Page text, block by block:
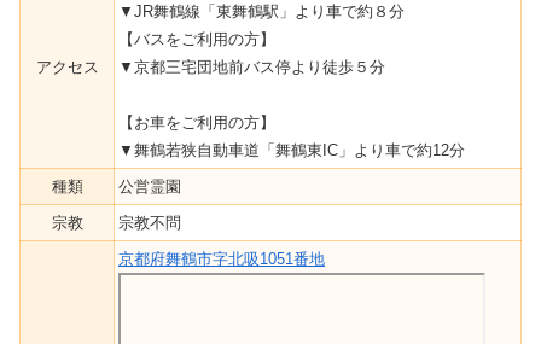
アクセス
▼JR舞鶴線「東舞鶴駅」より車で約８分
【バスをご利用の方】
▼京都三宅団地前バス停より徒歩５分
【お車をご利用の方】
▼舞鶴若狭自動車道「舞鶴東IC」より車で約12分
種類
公営霊園
宗教
宗教不問
京都府舞鶴市字北吸1051番地